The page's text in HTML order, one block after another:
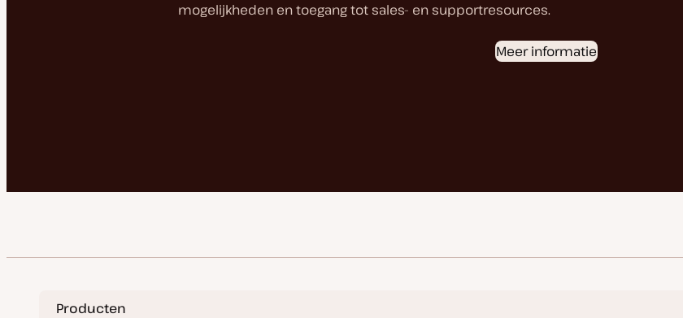
mogelijkheden en toegang tot sales- en supportresources.
Meer informatie
Producten